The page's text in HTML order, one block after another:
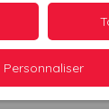
Personnaliser